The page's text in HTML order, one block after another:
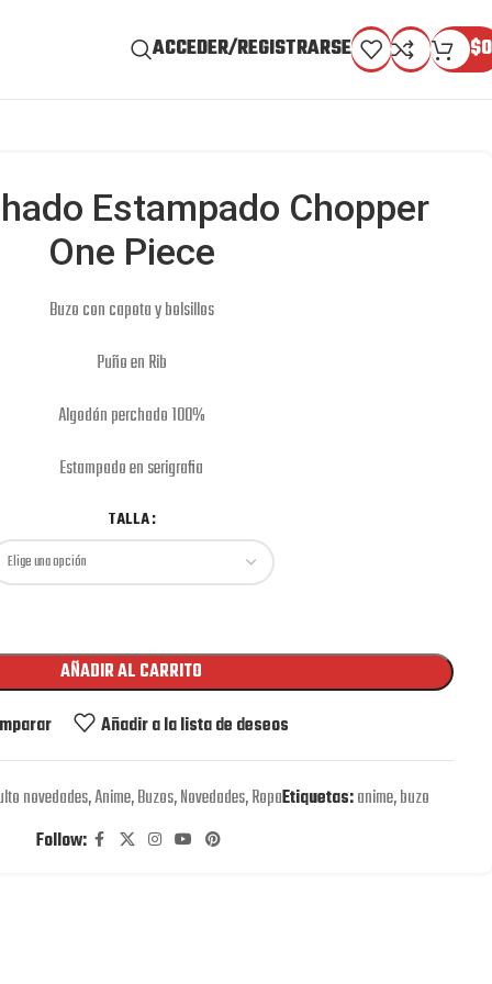
ACCEDER/REGISTRARSE $0
Estampado Chopper
One Piece
Buzo con capota y bolsillos
Puño en Rib
Algodón perchado 100%
Estampado en serigrafia
TALLA
AÑADIR AL CARRITO
Añadir a la lista de deseos
novedades,Anime,Buzos,Novedades,RopaEtiquetas:anime,buzo
Follow: